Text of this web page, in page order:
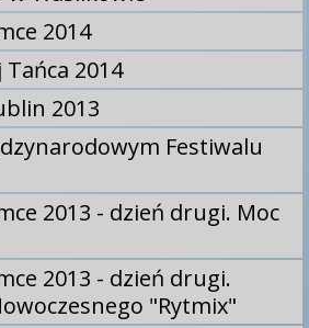
2014
2014
2013
Festiwalu
2013 - dzień drugi. Moc
2013 - dzień drugi.
"Rytmix"